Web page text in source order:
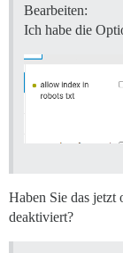
Bearbeiten:
Ich habe die
Haben Sie das jetzt
deaktiviert?